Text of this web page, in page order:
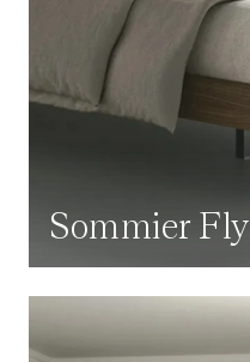
Sommier Fly